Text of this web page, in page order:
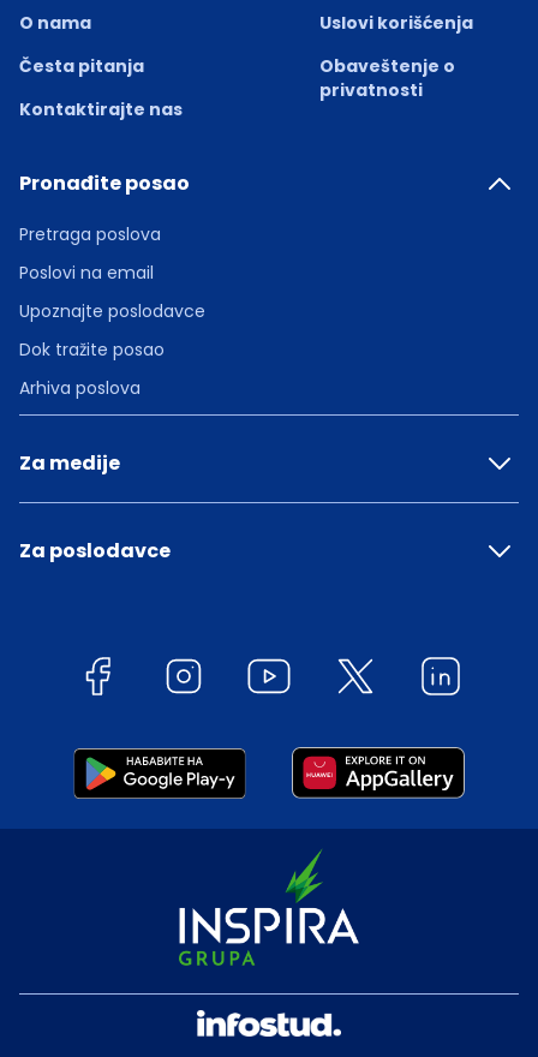
O nama
Česta pitanja
Kontaktirajte nas
Uslovi korišćenja
Obaveštenje o
privatnosti
Pronađite posao
Pretraga poslova
Poslovi na email
Upoznajte poslodavce
Dok tražite posao
Arhiva poslova
Za medije
Za poslodavce